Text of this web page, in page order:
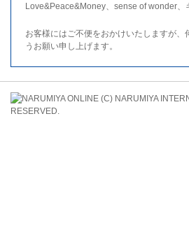
Love&Peace&Money、sense of wonder、
お客様にはご不便をおかけいたしますが、
うお願い申し上げます。